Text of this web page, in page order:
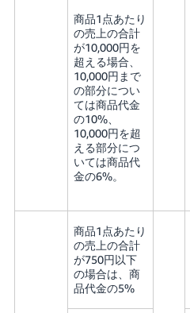
商品1点あたり
の売上の合計
が10,000円を
超える場合、
10,000円まで
の部分につい
ては商品代金
の10%、
10,000円を超
える部分につ
いては商品代
金の6%。
商品1点あたり
の売上の合計
が750円以下
の場合は、商
品代金の5%